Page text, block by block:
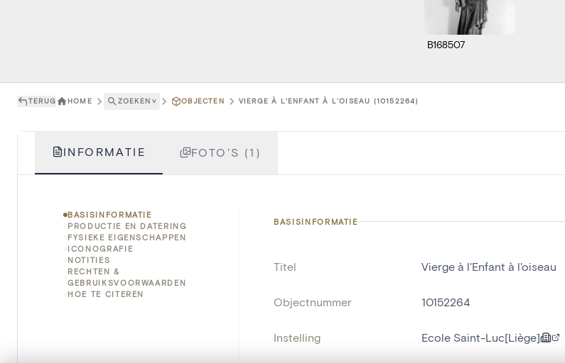
B168507
TERUG HOME ZOEKEN ˅ OBJECTEN VIERGE À L'ENFANT À L'OISEAU (10152264)
INFORMATIE FOTO'S (1)
BASISINFORMATIE
PRODUCTIE EN DATERING
FYSIEKE EIGENSCHAPPEN
ICONOGRAFIE
NOTITIES
RECHTEN &
GEBRUIKSVOORWAARDEN
HOE TE CITEREN
BASISINFORMATIE
Titel Vierge à l'Enfant à l'oiseau
Objectnummer 10152264
Instelling Ecole Saint-Luc[Liège]